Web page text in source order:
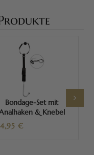
Bondage-Set mit
& Knebel
€